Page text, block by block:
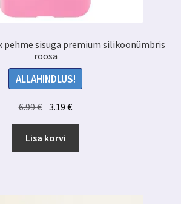
pehme sisuga premium silikoonümbris
roosa
ALLAHINDLUS!
6.99€ Algne
hind
oli:
6.99 €.
3.19€Praegune
hind
3.19 €.
Lisa korvi